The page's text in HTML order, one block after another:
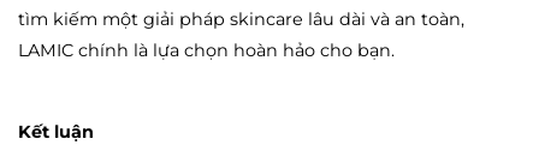
tìm kiếm một giải pháp skincare lâu dài và an toàn,
LAMIC chính là lựa chọn hoàn hảo cho bạn.
Kết luận